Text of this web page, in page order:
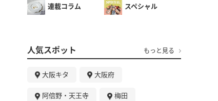
連載コラム スペシャル
人気スポット もっと見る
大阪キタ 大阪府
阿倍野・天王寺 梅田